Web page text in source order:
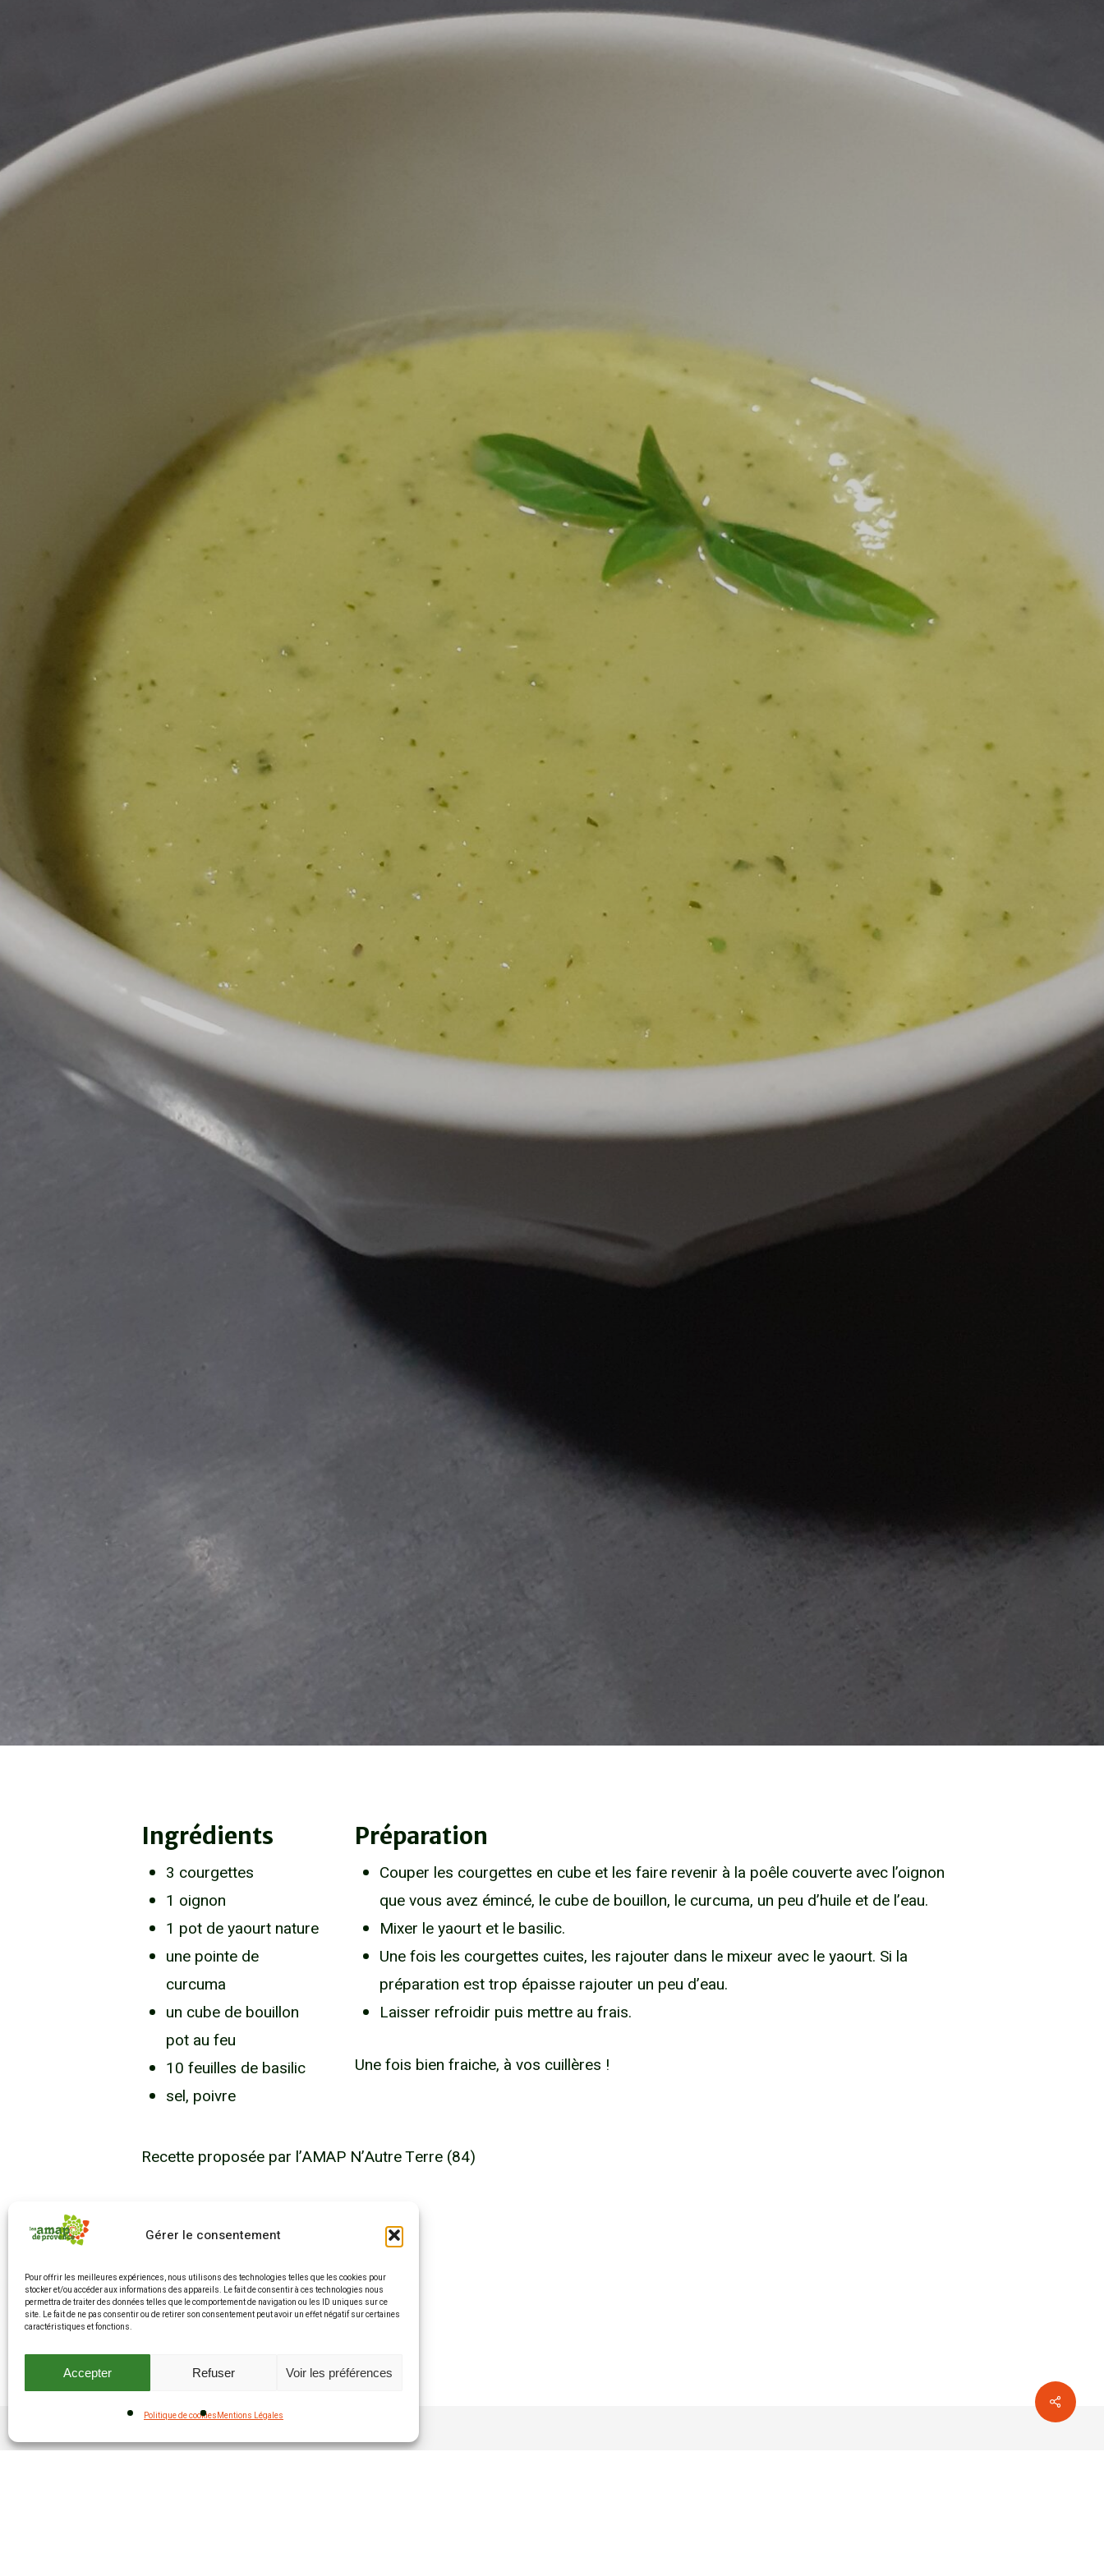
Gérer le consentement
Pour offrir les meilleures expériences, nous utilisons des technologies telles que les cookies pour
stocker et/ou accéder aux informations des appareils. Le fait de consentir à ces technologies nous
permettra de traiter des données telles que le comportement de navigation ou les ID uniques sur ce
site. Le fait de ne pas consentir ou de retirer son consentement peut avoir un effet négatif sur certaines
caractéristiques et fonctions.
Accepter Refuser Voir les préférences
Politique de cookiesMentions Légales
Ingrédients
3 courgettes
1 oignon
1 pot de yaourt nature
une pointe de
curcuma
un cube de bouillon
pot au feu
10 feuilles de basilic
sel, poivre
Préparation
Couper les courgettes en cube et les faire revenir à la poêle couverte avec l’oignon
que vous avez émincé, le cube de bouillon, le curcuma, un peu d’huile et de l’eau.
Mixer le yaourt et le basilic.
Une fois les courgettes cuites, les rajouter dans le mixeur avec le yaourt. Si la
préparation est trop épaisse rajouter un peu d’eau.
Laisser refroidir puis mettre au frais.
Une fois bien fraiche, à vos cuillères !
Recette proposée par l’AMAP N’Autre Terre (84)
Courgette